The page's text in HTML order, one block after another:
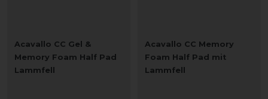
Acavallo CC Gel &
Memory Foam Half Pad
Lammfell
Acavallo CC Memory
Foam Half Pad mit
Lammfell